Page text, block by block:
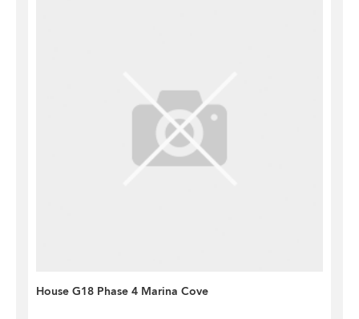
House G18 Phase 4 Marina Cove